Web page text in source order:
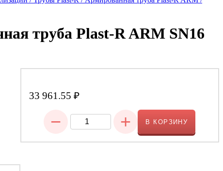
труба Plast-R ARM SN16
33 961.55 ₽
− + В КОРЗИНУ